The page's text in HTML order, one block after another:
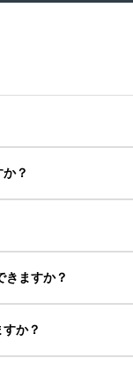
？
きますか？
か？